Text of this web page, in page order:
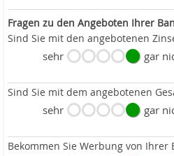
Fragen zu den Angeboten Ihrer
Sind Sie mit den angebotenen
sehr gar
Sind Sie mit dem angebotenen
sehr gar
Bekommen Sie Werbung von Ihrer